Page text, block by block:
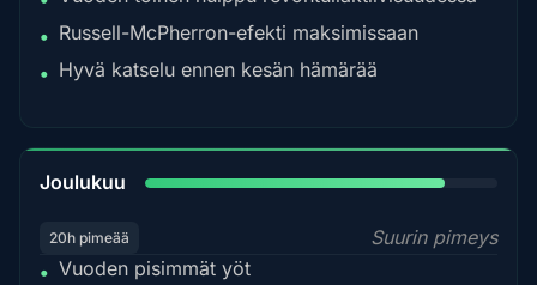
• Russell-McPherron-efekti maksimissaan
• Hyvä katselu ennen kesän hämärää
Joulukuu
20h pimeää
Suurin pimeys
• Vuoden pisimmät yöt